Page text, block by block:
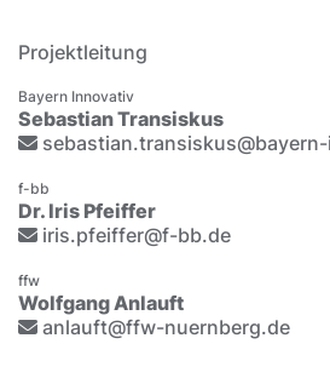
Projektleitung
Bayern Innovativ
Sebastian Transiskus
f-bb
Dr. Iris Pfeiffer
iris.pfeiffer@f-bb.de
ffw
Wolfgang Anlauft
anlauft@ffw-nuernberg.de